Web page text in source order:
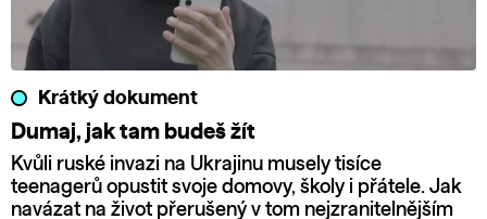
Krátký dokument
Dumaj, jak tam budeš žít
Kvůli ruské invazi na Ukrajinu musely tisíce
teenagerů opustit svoje domovy, školy i přátele. Jak
navázat na život přerušený v tom nejzranitelnějším